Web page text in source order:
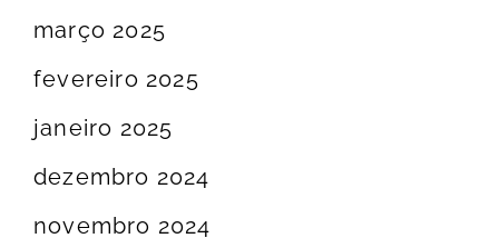
março 2025
fevereiro 2025
janeiro 2025
dezembro 2024
novembro 2024